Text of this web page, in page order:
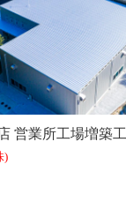
営業所工場増築
)